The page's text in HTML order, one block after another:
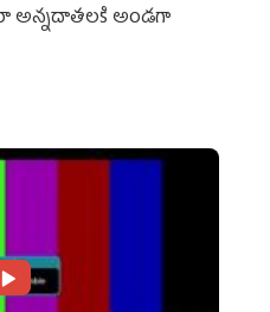
అన్నదాతలకి అండగా